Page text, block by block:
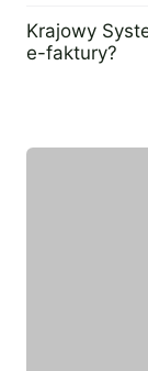
Krajowy
e-faktury?